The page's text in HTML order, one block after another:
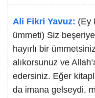
Ali Fikri Yavuz: (Ey
ümmeti) Siz
hayırlı bir
alıkorsunuz ve
edersiniz. Eğer
da imana gelseydi,